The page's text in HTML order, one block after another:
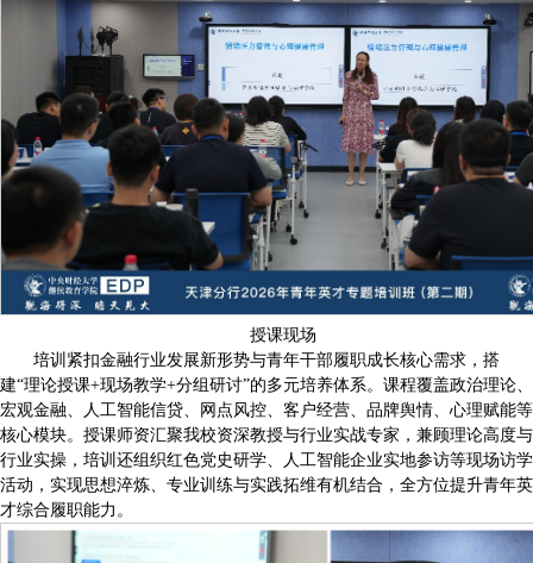
授课现场
培训紧扣金融行业发展新形势与青年干部履职成长核心需求，搭
建“理论授课+现场教学+分组研讨”的多元培养体系。课程覆盖政治理论、
宏观金融、人工智能信贷、网点风控、客户经营、品牌舆情、心理赋能等
核心模块。授课师资汇聚我校资深教授与行业实战专家，兼顾理论高度与
行业实操，培训还组织红色党史研学、人工智能企业实地参访等现场访学
活动，实现思想淬炼、专业训练与实践拓维有机结合，全方位提升青年英
才综合履职能力。